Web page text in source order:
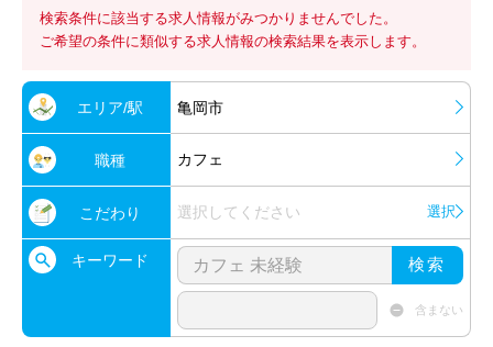
検索条件に該当する求人情報がみつかりませんでした。
ご希望の条件に類似する求人情報の検索結果を表示します。
エリア/駅 亀岡市
職種 カフェ
こだわり 選択してください 選択
キーワード 検索
含まない